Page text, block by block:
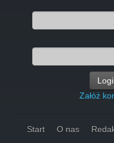
Załóż
Start O nas